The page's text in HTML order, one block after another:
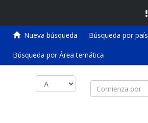
Nueva búsqueda Búsqueda por país
Búsqueda por Área temática